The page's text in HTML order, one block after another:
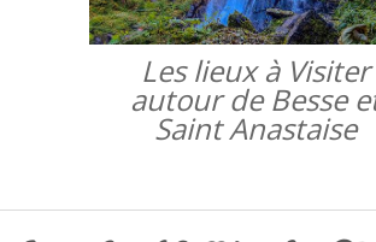
Les lieux à Visiter
autour de Besse
Saint Anastaise